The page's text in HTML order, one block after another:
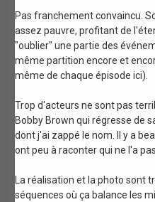
Pas franchement convaincu.
assez pauvre, profitant de
"oublier" une partie des
même partition encore et
même de chaque épisode ici).
Trop d'acteurs ne sont pas
Bobby Brown qui régresse de
dont j'ai zappé le nom. Il y a
ont peu à raconter qui ne l'a
La réalisation et la photo sont
séquences où ça balance les